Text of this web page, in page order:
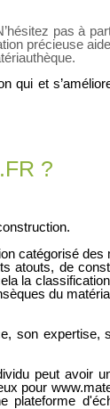
pas à
précieuse
qui et
?
catégorisé des
atouts, de
la
du
son expertise,
peut avoir
pour